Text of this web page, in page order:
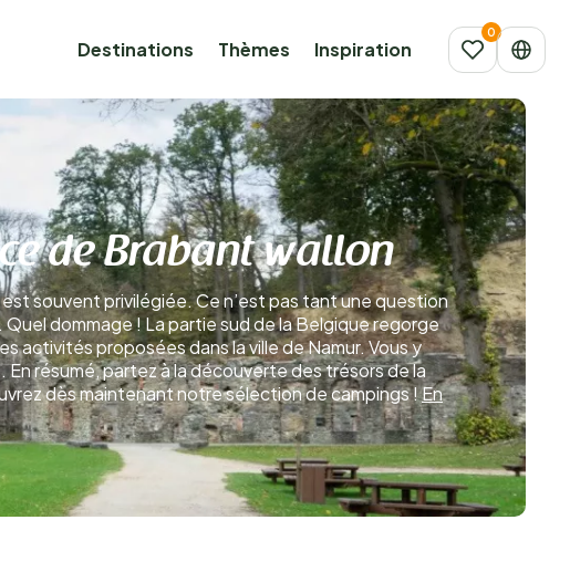
Destinations Thèmes Inspiration
de Brabant wallon
souvent privilégiée. Ce n’est pas tant une question
dommage ! La partie sud de la Belgique regorge
activités proposées dans la ville de Namur. Vous y
résumé, partez à la découverte des trésors de la
dès maintenant notre sélection de campings !En